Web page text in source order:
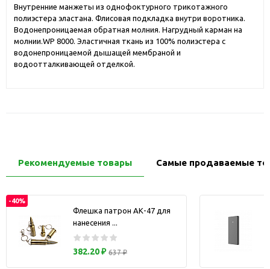
Внутренние манжеты из однофоктурного трикотажного
полиэстера эластана. Флисовая подкладка внутри воротника.
Водонепроницаемая обратная молния. Нагрудный карман на
молнии.WP 8000. Эластичная ткань из 100% полиэстера с
водонепроницаемой дышащей мембраной и
водоотталкивающей отделкой.
Рекомендуемые товары Самые продаваемые
-40%
Флешка патрон АК-47 для
нанесения ...
382.20 ₽ 637 ₽